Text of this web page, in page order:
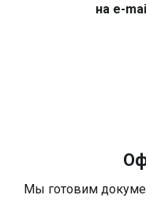
на e-
Мы готовим